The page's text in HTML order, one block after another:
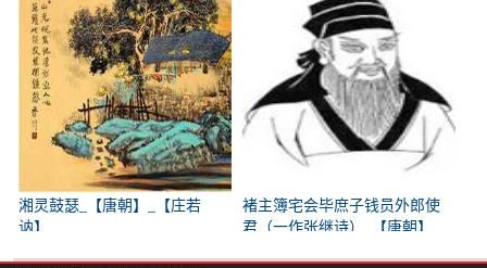
湘灵鼓瑟_【唐朝】_【庄若
讷】
褚主簿宅会毕庶子钱员外郎使
君（一作张继诗）_【唐朝】